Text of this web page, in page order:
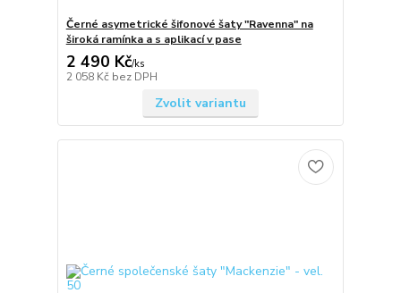
Černé asymetrické šifonové šaty "Ravenna" na
široká ramínka a s aplikací v pase
2 490 Kč/ks
2 058 Kč bez DPH
Zvolit variantu